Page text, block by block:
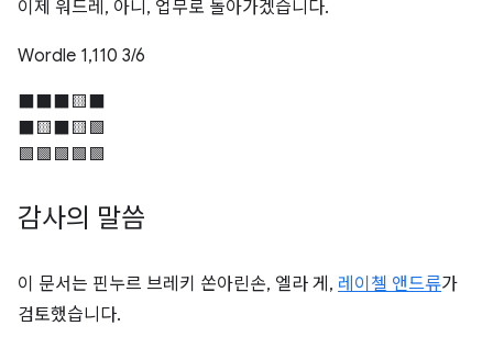
이제 워드레, 아니, 업무로 돌아가겠습니다.
Wordle 1,110 3/6
⬛⬛⬛🟨⬛
⬛🟨⬛🟨🟩
🟩🟩🟩🟩🟩
감사의 말씀
이 문서는 핀누르 브레키 쏜아린손, 엘라 게, 레이첼 앤드류가
검토했습니다.